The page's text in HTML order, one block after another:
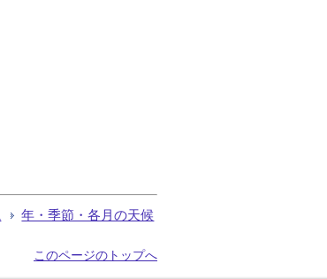
年・季節・各月の天候
このページのトップへ